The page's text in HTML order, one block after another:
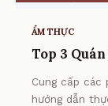
ẨM THỰC
Top 3
Cung cấp
hướng dẫn